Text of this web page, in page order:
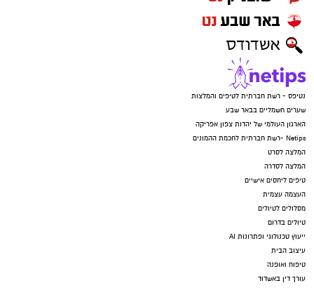
נטיפס - רשת חברתית לטיפים והמלצות
שערים חשמליים בבאר שבע
הארגון העולמי של יהדות צפון אפריקה
Netips -רשת חברתית לחכמת ההמונים
המלצה לסרט
המלצה לסדרה
טיפים ליחסים אישיים
העצמה עצמית
מסלולים לטיולים
טיולים בדרום
ייעוץ טכנולוגי ופתרונות AI
עיצוב הבית
טיפוח ואופנה
עורך דין באשדוד